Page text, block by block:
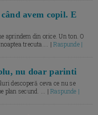
avem copil. E
aprindem din orice. Un ton. O
trecuta.... |Raspunde |
nu doar parinti
descoperă ceva ce nu se
plan secund. ... |Raspunde |